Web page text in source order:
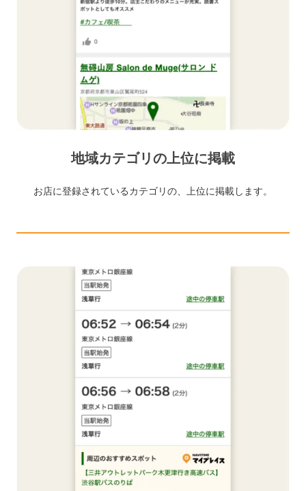
地域カテゴリの上位に掲載
お店に登録されているカテゴリの、上位に掲載します。